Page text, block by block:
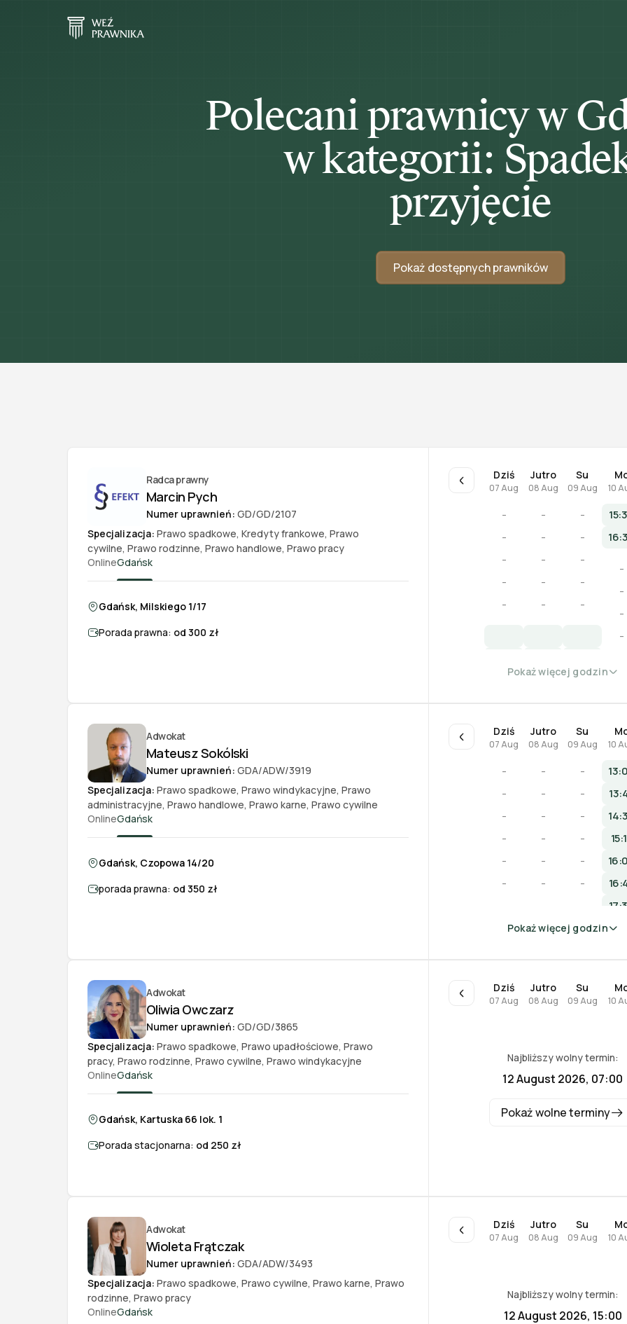
Polecani prawnicy w
w kategorii:
przyjęcie
Pokaż dostępnych prawników
Radca prawny
Marcin Pych
Numer uprawnień: GD/GD/2107
Specjalizacja: Prawo spadkowe, Kredyty frankowe, Prawo
cywilne, Prawo rodzinne, Prawo handlowe, Prawo pracy
OnlineGdańsk
Gdańsk, Milskiego 1/17
Porada prawna: od 300 zł
Dziś
07 Aug
-
-
-
-
-
Jutro
08 Aug
-
-
-
-
-
Su
09 Aug
-
-
-
-
-
10
-
-
-
-
Pokaż więcej godzin
Adwokat
Mateusz Sokólski
Numer uprawnień: GDA/ADW/3919
Specjalizacja: Prawo spadkowe, Prawo windykacyjne, Prawo
administracyjne, Prawo handlowe, Prawo karne, Prawo cywilne
OnlineGdańsk
Gdańsk, Czopowa 14/20
porada prawna: od 350 zł
Dziś
07 Aug
-
-
-
-
-
-
Jutro
08 Aug
-
-
-
-
-
-
Su
09 Aug
-
-
-
-
-
-
10
Pokaż więcej godzin
Adwokat
Oliwia Owczarz
Numer uprawnień: GD/GD/3865
Specjalizacja: Prawo spadkowe, Prawo upadłościowe, Prawo
pracy, Prawo rodzinne, Prawo cywilne, Prawo windykacyjne
OnlineGdańsk
Gdańsk, Kartuska 66 lok. 1
Porada stacjonarna: od 250 zł
Najbliższy wolny termin:
12 August 2026, 07:00
Pokaż wolne terminy
Dziś
07 Aug
Jutro
08 Aug
Su
09 Aug 10
Adwokat
Wioleta Frątczak
Numer uprawnień: GDA/ADW/3493
Specjalizacja: Prawo spadkowe, Prawo cywilne, Prawo karne, Prawo
rodzinne, Prawo pracy
OnlineGdańsk
Najbliższy wolny termin:
12 August 2026, 15:00
Dziś
07 Aug
Jutro
08 Aug
Su
09 Aug 10